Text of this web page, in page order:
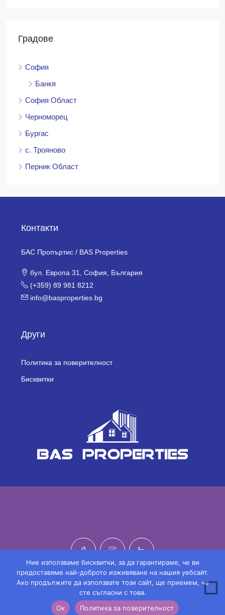
Градове
София
Банкя
София Област
Черноморец
Бургас
с. Трояново
Перник Област
Контакти
БАС Пропъртис / BAS Properties
бул. Европа 31, София, България
(+359) 89 981 8212
info@basproperties.bg
Други
Политика за поверителност
Бисквитки
© 2022 БАС Пропъртис / BAS Properties 207109068. Всички
права запазени | Made byMonkoni Ltd
Ние използваме бисквитки, за да гарантираме, че ви
предоставяме най-доброто изживяване на нашия уебсайт.
Ако продължите да използвате този сайт, ще приемем, че
сте съгласни с това.
Ок
Политика за поверителност